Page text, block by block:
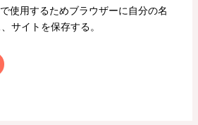
使用するためブラウザーに自分の名
サイトを保存する。